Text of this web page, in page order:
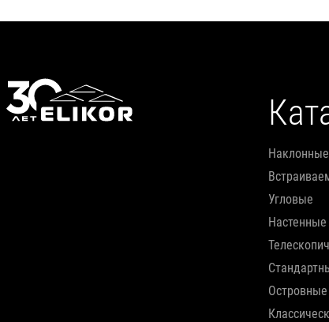
наклонные
угловые
настенные
островные